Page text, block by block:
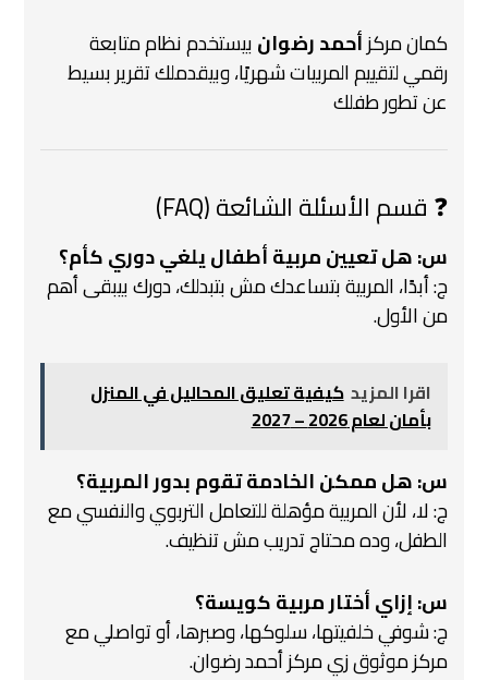
كمان مركزأحمد رضوانبيستخدم نظام متابعة
رقمي لتقييم المربيات شهريًا، وبيقدملك تقرير بسيط
عن تطور طفلك
❓ قسم الأسئلة الشائعة (FAQ)
س: هل تعيين مربية أطفال يلغي دوري كأم؟
ج: أبدًا، المربية بتساعدك مش بتبدلك، دورك بيبقى أهم
من الأول.
اقرا المزيد كيفية تعليق المحاليل في المنزل
بأمان لعام 2026 – 2027
س: هل ممكن الخادمة تقوم بدور المربية؟
ج: لا، لأن المربية مؤهلة للتعامل التربوي والنفسي مع
الطفل، وده محتاج تدريب مش تنظيف.
س: إزاي أختار مربية كويسة؟
ج: شوفي خلفيتها، سلوكها، وصبرها، أو تواصلي مع
مركز موثوق زي مركز أحمد رضوان.